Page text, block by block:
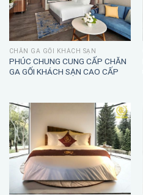
CHĂN GA GỐI KHÁCH SẠN
PHÚC CHUNG CUNG CẤP CHĂN
GA GỐI KHÁCH SẠN CAO CẤP